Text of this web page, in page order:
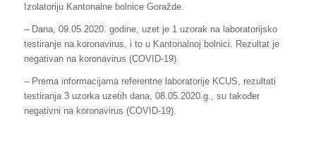
Izolatoriju Kantonalne bolnice Goražde.
– Dana, 09.05.2020. godine, uzet je 1 uzorak na laboratorijsko
testiranje na koronavirus, i to u Kantonalnoj bolnici. Rezultat je
negativan na koronavirus (COVID-19).
– Prema informacijama referentne laboratorije KCUS, rezultati
testiranja 3 uzorka uzetih dana, 08.05.2020.g., su također
negativni na koronavirus (COVID-19).